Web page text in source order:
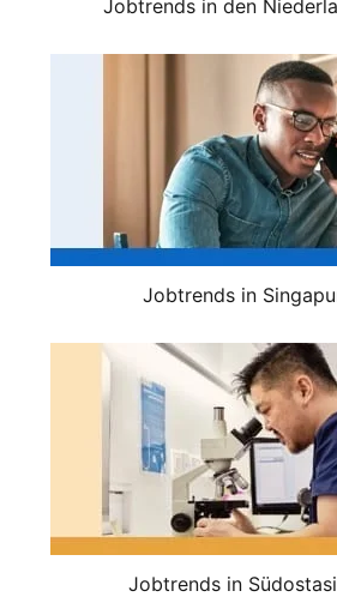
Jobtrends in den
Jobtrends in
Jobtrends in